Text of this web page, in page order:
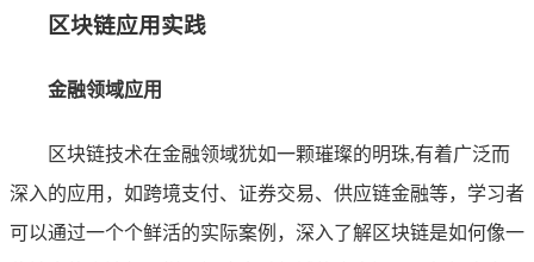
区块链应用实践
金融领域应用
区块链技术在金融领域犹如一颗璀璨的明珠,有着广泛而
深入的应用，如跨境支付、证券交易、供应链金融等，学习者
可以通过一个个鲜活的实际案例，深入了解区块链是如何像一